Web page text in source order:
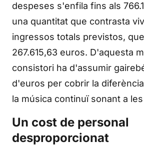
despeses s'enfila fins als
una quantitat que contrasta
ingressos totals previstos,
267.615,63 euros. D'aquesta
consistori ha d'assumir
d'euros per cobrir la
la música continuï sonant a
Un cost de personal
desproporcionat